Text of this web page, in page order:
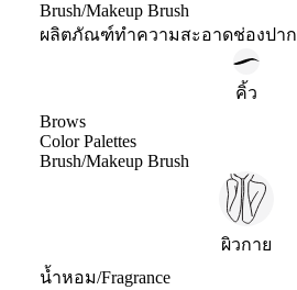
Brush/Makeup Brush
ผลิตภัณฑ์ทำความสะอาดช่องปาก
คิ้ว
Brows
Color Palettes
Brush/Makeup Brush
ผิวกาย
น้ำหอม/Fragrance